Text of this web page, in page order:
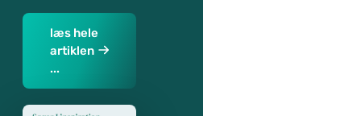
læs hele
artiklen
...